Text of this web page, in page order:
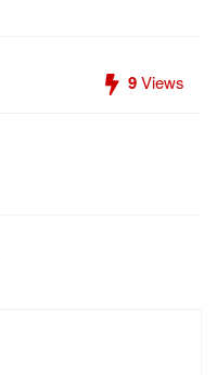
9Views